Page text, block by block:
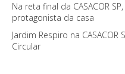
Na reta final da CASACOR
protagonista da casa
Jardim Respiro na
Circular